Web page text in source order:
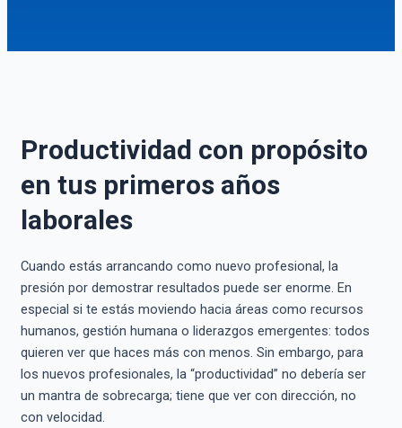
Productividad con propósito
en tus primeros años
laborales
Cuando estás arrancando como nuevo profesional, la
presión por demostrar resultados puede ser enorme. En
especial si te estás moviendo hacia áreas como recursos
humanos, gestión humana o liderazgos emergentes: todos
quieren ver que haces más con menos. Sin embargo, para
los nuevos profesionales, la “productividad” no debería ser
un mantra de sobrecarga; tiene que ver con dirección, no
con velocidad.